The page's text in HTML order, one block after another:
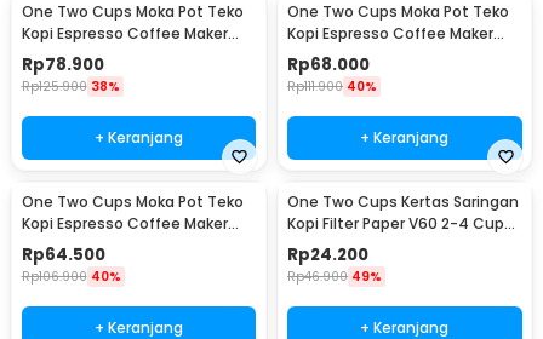
One Two Cups Moka Pot Teko
Kopi Espresso Coffee Maker
Stovetop 6 Cup 300ml - Z21
Rp78.900
Rp125.900 38%
+ Keranjang
One Two Cups Moka Pot Teko
Kopi Espresso Coffee Maker
Stovetop 4 Cup 200ml - Z21
Rp68.000
Rp111.900 40%
+ Keranjang
One Two Cups Moka Pot Teko
Kopi Espresso Coffee Maker
Stovetop 2 Cup 100ml - Z21
Rp64.500
Rp106.900 40%
+ Keranjang
One Two Cups Kertas Saringan
Kopi Filter Paper V60 2-4 Cups
100 PCS - U02
Rp24.200
Rp46.900 49%
+ Keranjang